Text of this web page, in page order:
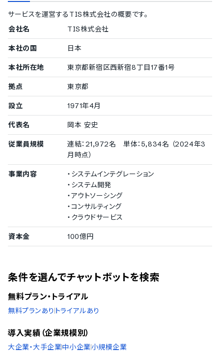
大阪府
中小企業の導入実績
従業員数20名〜300名未満の企業を中小企業としてご紹介してい
ます。
株式会社ニチレイ/荒川下流河川事務所
サービスを運営する TIS株式会社の概要です。
会社名
TIS株式会社
本社の国 日本
本社所在地 東京都新宿区西新宿8丁目17番1号
拠点 東京都
設立 1971年4月
代表名 岡本 安史
従業員規模
連結：21,972名 単体：5,834名 （2024年3
月時点）
事業内容
・システムインテグレーション
・システム開発
・アウトソーシング
・コンサルティング
・クラウドサービス
資本金 100億円
条件を選んでチャットボットを検索
無料プラン・トライアル
無料プランあり トライアルあり
導入実績（企業規模別）
大企業・大手企業中小企業小規模企業